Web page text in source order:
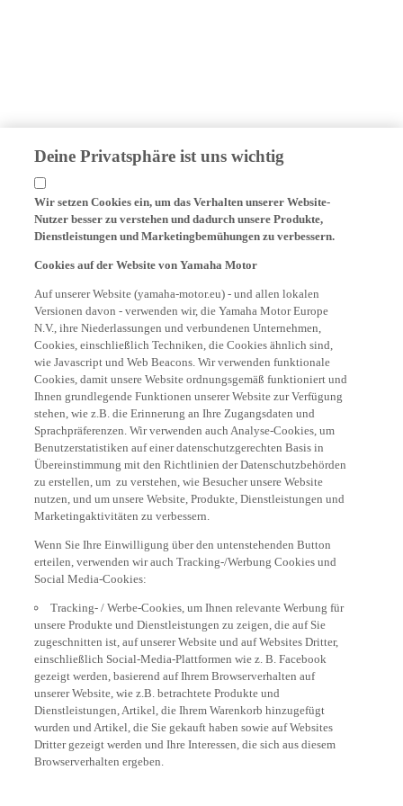
Deine Privatsphäre ist uns wichtig
Wir setzen Cookies ein, um das Verhalten unserer Website-
Nutzer besser zu verstehen und dadurch unsere Produkte,
Dienstleistungen und Marketingbemühungen zu verbessern.
Versionen davon - verwenden wir, die Yamaha Motor Europe
N.V., ihre Niederlassungen und verbundenen Unternehmen,
Cookies, einschließlich Techniken, die Cookies ähnlich sind,
wie Javascript und Web Beacons. Wir verwenden funktionale
Cookies, damit unsere Website ordnungsgemäß funktioniert und
Ihnen grundlegende Funktionen unserer Website zur Verfügung
stehen, wie z.B. die Erinnerung an Ihre Zugangsdaten und
Sprachpräferenzen. Wir verwenden auch Analyse-Cookies, um
Benutzerstatistiken auf einer datenschutzgerechten Basis in
Übereinstimmung mit den Richtlinien der Datenschutzbehörden
zu erstellen, um zu verstehen, wie Besucher unsere Website
nutzen, und um unsere Website, Produkte, Dienstleistungen und
Marketingaktivitäten zu verbessern.
erteilen, verwenden wir auch Tracking-/Werbung Cookies und
Social Media-Cookies:
unsere Produkte und Dienstleistungen zu zeigen, die auf Sie
zugeschnitten ist, auf unserer Website und auf Websites Dritter,
einschließlich Social-Media-Plattformen wie z. B. Facebook
gezeigt werden, basierend auf Ihrem Browserverhalten auf
unserer Website, wie z.B. betrachtete Produkte und
Dienstleistungen, Artikel, die Ihrem Warenkorb hinzugefügt
wurden und Artikel, die Sie gekauft haben sowie auf Websites
Dritter gezeigt werden und Ihre Interessen, die sich aus diesem
Browserverhalten ergeben.